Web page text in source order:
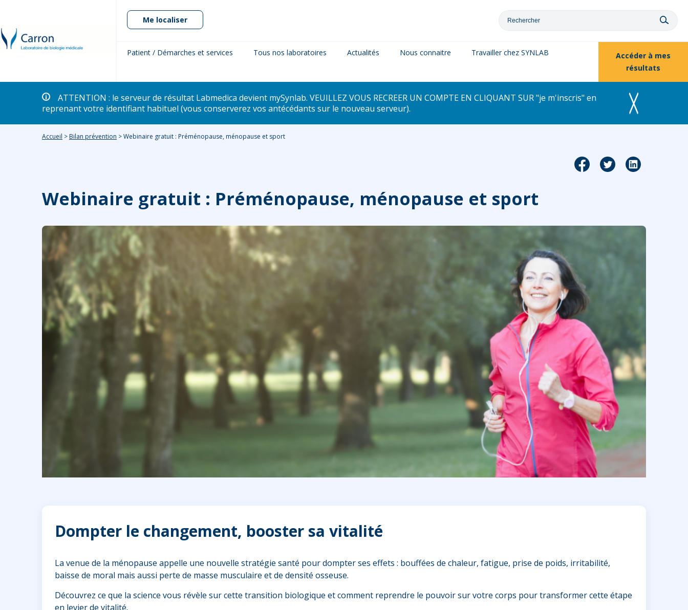
Me localiser
Patient / Démarches et services Tous nos laboratoires Actualités Nous connaitre Travailler chez SYNLAB Accéder à mes
résultats
ATTENTION : le serveur de résultat Labmedica devient mySynlab. VEUILLEZ VOUS RECREER UN COMPTE EN CLIQUANT SUR "je m'inscris" en
reprenant votre identifiant habituel (vous conserverez vos antécédants sur le nouveau serveur).
Accueil > Bilan prévention >Webinaire gratuit : Préménopause, ménopause et sport
Webinaire gratuit : Préménopause, ménopause et sport
Dompter le changement, booster sa vitalité
La venue de la ménopause appelle une nouvelle stratégie santé pour dompter ses effets : bouffées de chaleur, fatigue, prise de poids, irritabilité,
baisse de moral mais aussi perte de masse musculaire et de densité osseuse.
Découvrez ce que la science vous révèle sur cette transition biologique et comment reprendre le pouvoir sur votre corps pour transformer cette étape
en levier de vitalité.